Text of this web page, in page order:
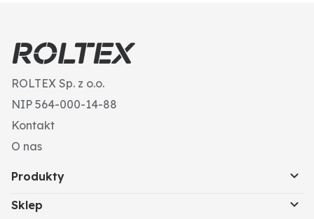
ROLTEX Sp. z o.o.
NIP 564-000-14-88
Kontakt
O nas
Produkty
Sklep